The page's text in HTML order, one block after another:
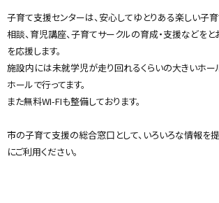
子育て支援センターは、安心してゆとりある楽しい子
相談、育児講座、子育てサークルの育成・支援などをと
を応援します。
施設内には未就学児が走り回れるくらいの大きいホー
ホールで行ってます。
また無料WI-FIも整備しております。
市の子育て支援の総合窓口として、いろいろな情報を
にご利用ください。